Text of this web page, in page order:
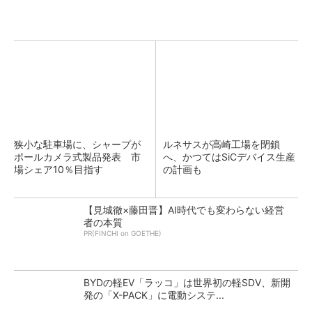
狭小な駐車場に、シャープが
ポールカメラ式製品発表 市
場シェア10％目指す
ルネサスが高崎工場を閉鎖
へ、かつてはSiCデバイス生産
の計画も
【見城徹×藤田晋】AI時代でも変わらない経営
者の本質
PR(FINCHI on GOETHE)
BYDの軽EV「ラッコ」は世界初の軽SDV、新開
発の「X-PACK」に電動システ...